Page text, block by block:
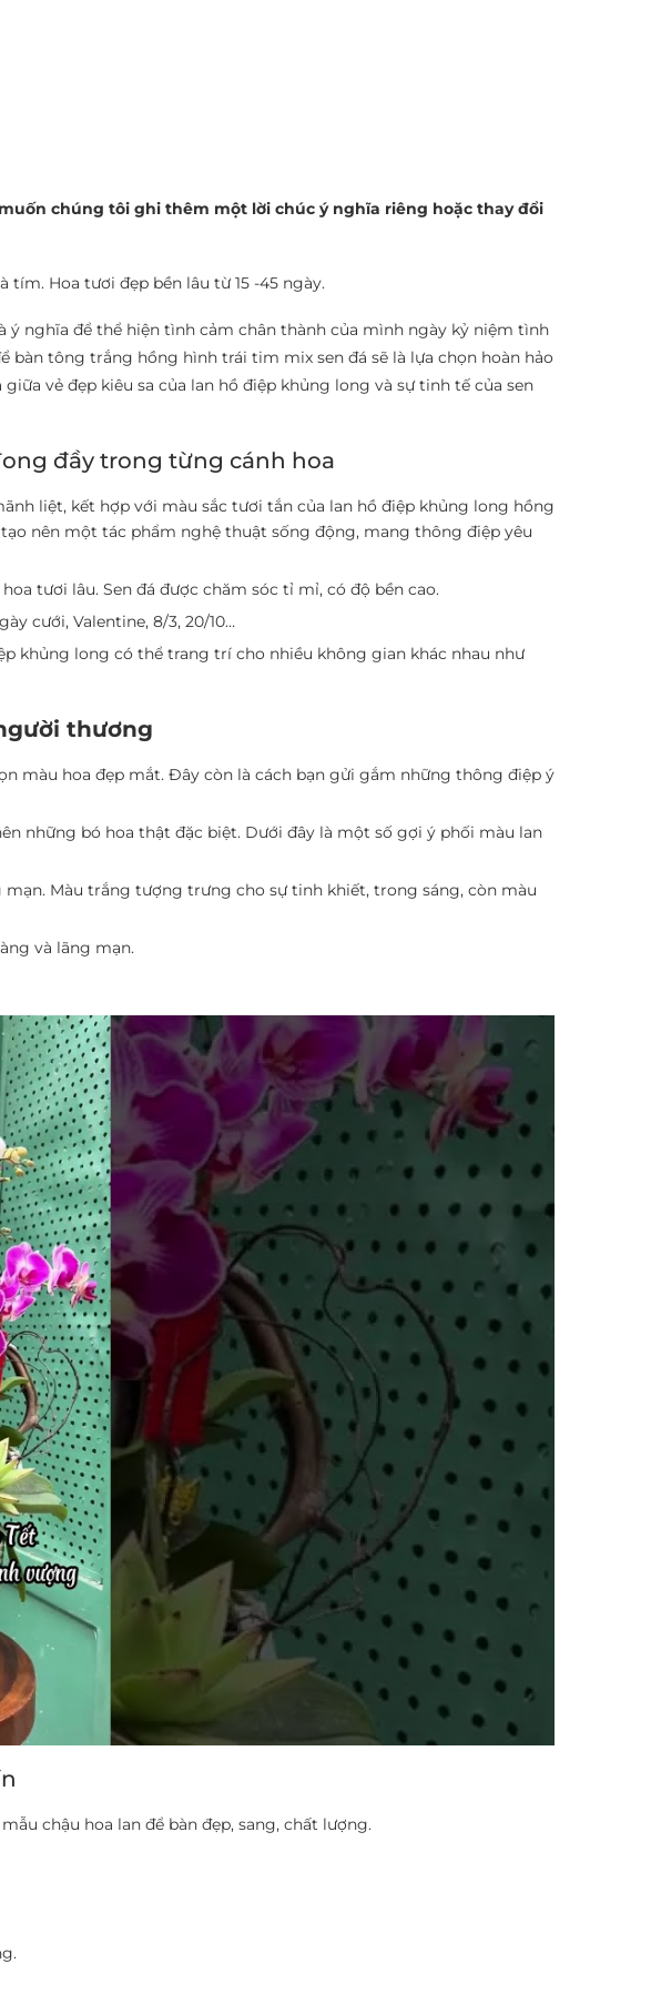
chúng tôi ghi thêm một lời chúc ý nghĩa riêng hoặc thay đổi
Hoa tươi đẹp bền lâu từ 15 -45 ngày.
nghĩa để thể hiện tình cảm chân thành của mình ngày kỷ niệm tình
bàn tông trắng hồng hình trái tim mix sen đá sẽ là lựa chọn hoàn hảo
vẻ đẹp kiêu sa của lan hồ điệp khủng long và sự tinh tế của sen
đầy trong từng cánh hoa
liệt, kết hợp với màu sắc tươi tắn của lan hồ điệp khủng long hồng
nên một tác phẩm nghệ thuật sống động, mang thông điệp yêu
tươi lâu. Sen đá được chăm sóc tỉ mỉ, có độ bền cao.
cưới, Valentine, 8/3, 20/10…
khủng long có thể trang trí cho nhiều không gian khác nhau như
thương
màu hoa đẹp mắt. Đây còn là cách bạn gửi gắm những thông điệp ý
những bó hoa thật đặc biệt. Dưới đây là một số gợi ý phối màu lan
Màu trắng tượng trưng cho sự tinh khiết, trong sáng, còn màu
và lãng mạn.
chậu hoa lan để bàn đẹp, sang, chất lượng.